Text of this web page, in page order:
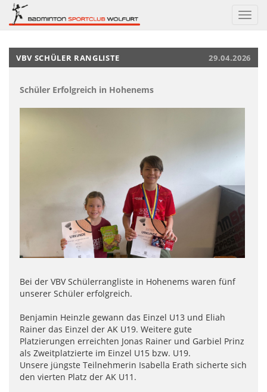
ein-/
VBV SCHÜLER RANGLISTE 29.04.2026
Schüler Erfolgreich in Hohenems
Bei der VBV Schülerrangliste in Hohenems waren fünf
unserer Schüler erfolgreich.
Benjamin Heinzle gewann das Einzel U13 und Eliah
Rainer das Einzel der AK U19. Weitere gute
Platzierungen erreichten Jonas Rainer und Garbiel Prinz
als Zweitplatzierte im Einzel U15 bzw. U19.
Unsere jüngste Teilnehmerin Isabella Erath sicherte sich
den vierten Platz der AK U11.